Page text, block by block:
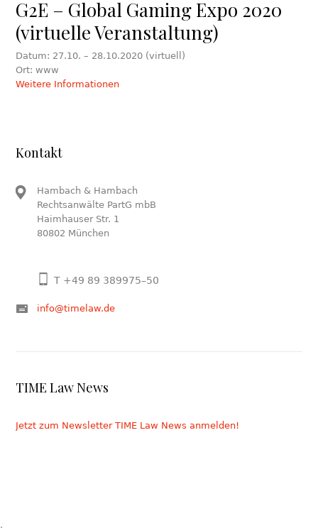
G2E – Global Gaming Expo 2020
(virtuelle Veranstaltung)
Datum: 27.10. – 28.10.2020 (virtuell)
Ort: www
Weitere Informationen
Kontakt
Hambach & Hambach
Rechtsanwälte PartG mbB
Haimhauser Str. 1
80802 München
T +49 89 389975–50
info@timelaw.de
TIME Law News
Jetzt zum Newsletter TIME Law News anmelden!
.